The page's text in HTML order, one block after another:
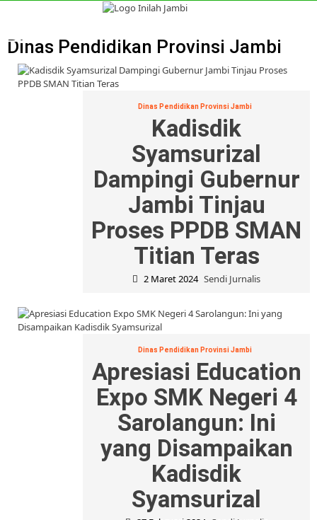
Dinas Pendidikan Provinsi Jambi
Dinas Pendidikan Provinsi Jambi
Kadisdik
Syamsurizal
Dampingi Gubernur
Jambi Tinjau
Proses PPDB SMAN
Titian Teras
2 Maret 2024 Sendi Jurnalis
Dinas Pendidikan Provinsi Jambi
Apresiasi Education
Expo SMK Negeri 4
Sarolangun: Ini
yang Disampaikan
Kadisdik
Syamsurizal